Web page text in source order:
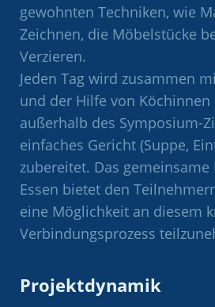
gewohnten Techniken, wie
Zeichnen, die Möbelstücke
Verzieren.
Jeden Tag wird zusammen
und der Hilfe von Köchinnen
außerhalb des Symposium-
einfaches Gericht (Suppe,
zubereitet. Das gemeinsame
Essen bietet den
eine Möglichkeit an diesem
Verbindungsprozess
Projektdynamik